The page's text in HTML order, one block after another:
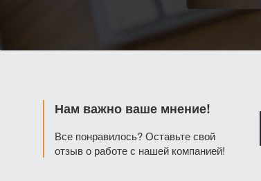
Нам важно ваше мнение!
Все понравилось? Оставьте свой
отзыв о работе с нашей компанией!